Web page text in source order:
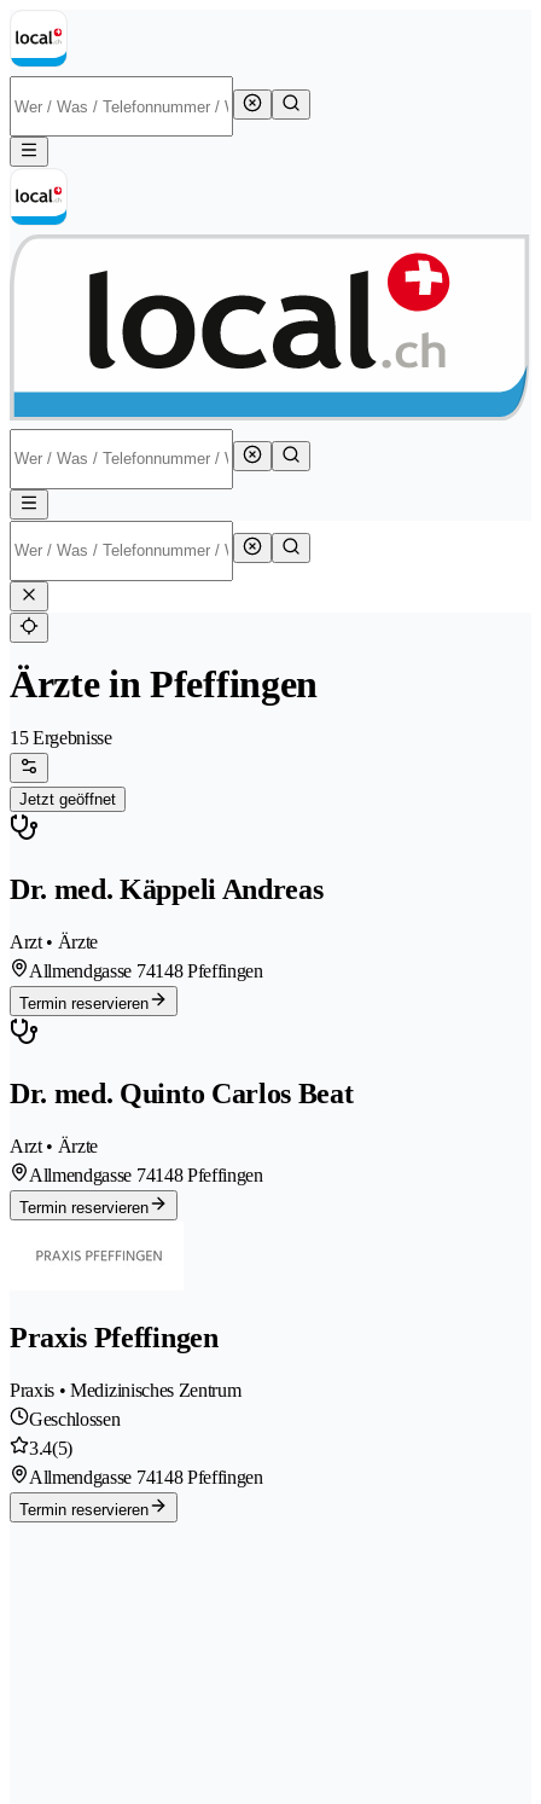
Ärzte in Pfeffingen
15 Ergebnisse
Jetzt geöffnet
Dr. med. Käppeli Andreas
Arzt • Ärzte
Allmendgasse 74148 Pfeffingen
Termin reservieren
Dr. med. Quinto Carlos Beat
Arzt • Ärzte
Allmendgasse 74148 Pfeffingen
Termin reservieren
Praxis Pfeffingen
Praxis • Medizinisches Zentrum
Geschlossen
3.4(5)
Allmendgasse 74148 Pfeffingen
Termin reservieren